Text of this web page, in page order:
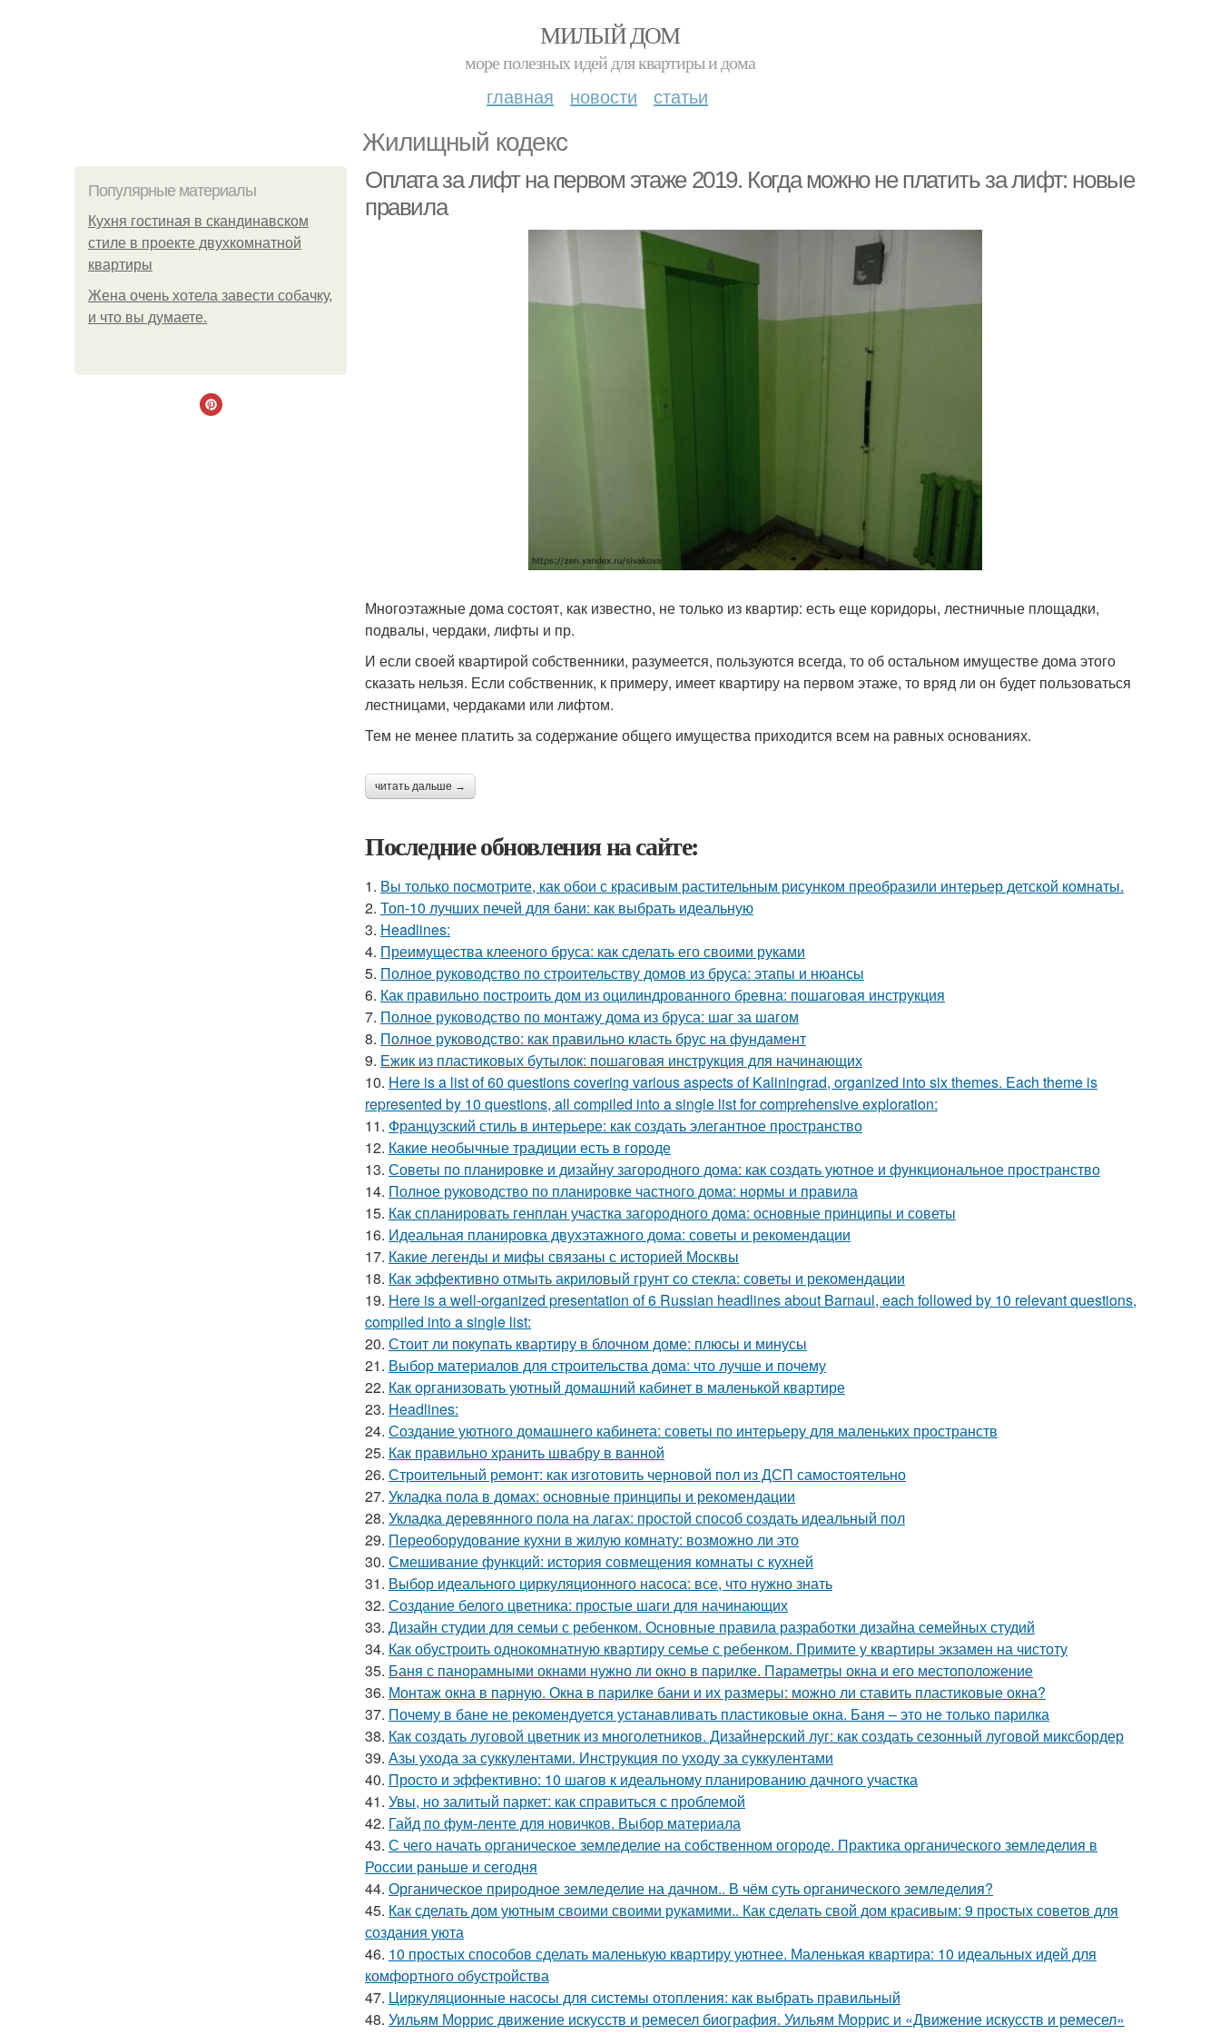
МИЛЫЙ ДОМ
море полезных идей для квартиры и дома
главная новости статьи
Жилищный кодекс
Популярные материалы
Кухня гостиная в скандинавском
стиле в проекте двухкомнатной
квартиры
Жена очень хотела завести собачку,
и что вы думаете.
Оплата за лифт на первом этаже 2019. Когда можно не платить за лифт: новые
правила
Многоэтажные дома состоят, как известно, не только из квартир: есть еще коридоры, лестничные площадки,
подвалы, чердаки, лифты и пр.
И если своей квартирой собственники, разумеется, пользуются всегда, то об остальном имуществе дома этого
сказать нельзя. Если собственник, к примеру, имеет квартиру на первом этаже, то вряд ли он будет пользоваться
лестницами, чердаками или лифтом.
Тем не менее платить за содержание общего имущества приходится всем на равных основаниях.
читать дальше →
Последние обновления на сайте:
1. Вы только посмотрите, как обои с красивым растительным рисунком преобразили интерьер детской комнаты.
2. Топ-10 лучших печей для бани: как выбрать идеальную
3. Headlines:
4. Преимущества клееного бруса: как сделать его своими руками
5. Полное руководство по строительству домов из бруса: этапы и нюансы
6. Как правильно построить дом из оцилиндрованного бревна: пошаговая инструкция
7. Полное руководство по монтажу дома из бруса: шаг за шагом
8. Полное руководство: как правильно класть брус на фундамент
9. Ежик из пластиковых бутылок: пошаговая инструкция для начинающих
10. Here is a list of 60 questions covering various aspects of Kaliningrad, organized into six themes. Each theme is
represented by 10 questions, all compiled into a single list for comprehensive exploration:
11. Французский стиль в интерьере: как создать элегантное пространство
12. Какие необычные традиции есть в городе
13. Советы по планировке и дизайну загородного дома: как создать уютное и функциональное пространство
14. Полное руководство по планировке частного дома: нормы и правила
15. Как спланировать генплан участка загородного дома: основные принципы и советы
16. Идеальная планировка двухэтажного дома: советы и рекомендации
17. Какие легенды и мифы связаны с историей Москвы
18. Как эффективно отмыть акриловый грунт со стекла: советы и рекомендации
19. Here is a well-organized presentation of 6 Russian headlines about Barnaul, each followed by 10 relevant questions,
compiled into a single list:
20. Стоит ли покупать квартиру в блочном доме: плюсы и минусы
21. Выбор материалов для строительства дома: что лучше и почему
22. Как организовать уютный домашний кабинет в маленькой квартире
23. Headlines:
24. Создание уютного домашнего кабинета: советы по интерьеру для маленьких пространств
25. Как правильно хранить швабру в ванной
26. Строительный ремонт: как изготовить черновой пол из ДСП самостоятельно
27. Укладка пола в домах: основные принципы и рекомендации
28. Укладка деревянного пола на лагах: простой способ создать идеальный пол
29. Переоборудование кухни в жилую комнату: возможно ли это
30. Смешивание функций: история совмещения комнаты с кухней
31. Выбор идеального циркуляционного насоса: все, что нужно знать
32. Создание белого цветника: простые шаги для начинающих
33. Дизайн студии для семьи с ребенком. Основные правила разработки дизайна семейных студий
34. Как обустроить однокомнатную квартиру семье с ребенком. Примите у квартиры экзамен на чистоту
35. Баня с панорамными окнами нужно ли окно в парилке. Параметры окна и его местоположение
36. Монтаж окна в парную. Окна в парилке бани и их размеры: можно ли ставить пластиковые окна?
37. Почему в бане не рекомендуется устанавливать пластиковые окна. Баня – это не только парилка
38. Как создать луговой цветник из многолетников. Дизайнерский луг: как создать сезонный луговой миксбордер
39. Азы ухода за суккулентами. Инструкция по уходу за суккулентами
40. Просто и эффективно: 10 шагов к идеальному планированию дачного участка
41. Увы, но залитый паркет: как справиться с проблемой
42. Гайд по фум-ленте для новичков. Выбор материала
43. С чего начать органическое земледелие на собственном огороде. Практика органического земледелия в
России раньше и сегодня
44. Органическое природное земледелие на дачном.. В чём суть органического земледелия?
45. Как сделать дом уютным своими своими рукамими.. Как сделать свой дом красивым: 9 простых советов для
создания уюта
46. 10 простых способов сделать маленькую квартиру уютнее. Маленькая квартира: 10 идеальных идей для
комфортного обустройства
47. Циркуляционные насосы для системы отопления: как выбрать правильный
48. Уильям Моррис движение искусств и ремесел биография. Уильям Моррис и «Движение искусств и ремесел»